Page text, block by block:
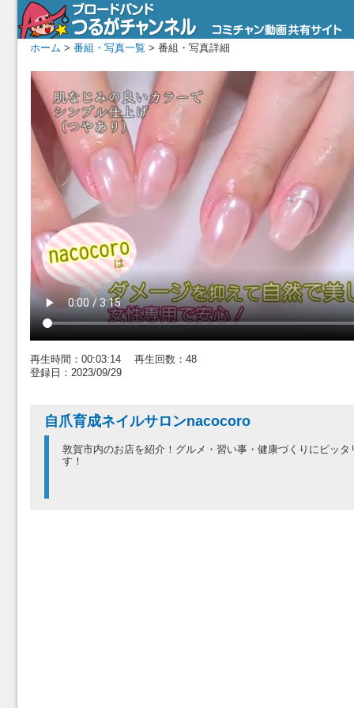
ホーム > 番組・写真一覧 > 番組・写真詳細
再生時間：00:03:14 再生回数：48
登録日：2023/09/29
自爪育成ネイルサロンnacocoro
敦賀市内のお店を紹介！グルメ・習い事・健康づくりにピッ
す！